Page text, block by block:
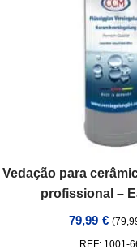
Vedação para
profissional –
79,99 € (
REF: 1001-